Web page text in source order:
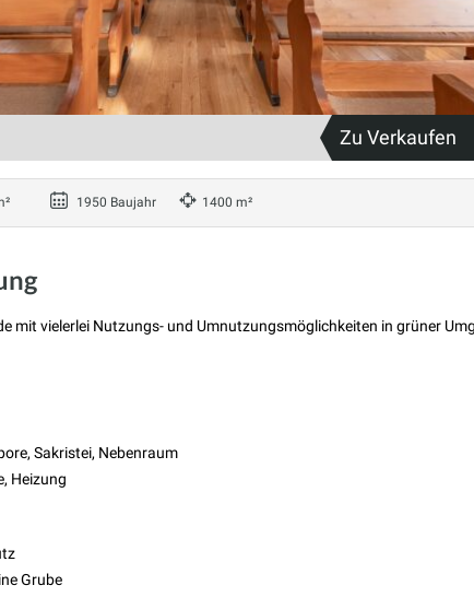
Zu Verkaufen
1950 Baujahr 1400 m²
mit vielerlei Nutzungs- und Umnutzungsmöglichkeiten in grüner
Sakristei, Nebenraum
Heizung
Grube